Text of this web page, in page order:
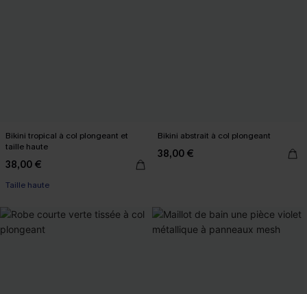
Bikini tropical à col plongeant et
taille haute
38,00 €
Taille haute
Bikini abstrait à col plongeant
38,00 €